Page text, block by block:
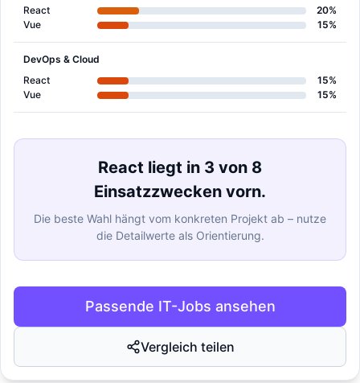
React
20%
Vue
15%
DevOps & Cloud
React
15%
Vue
15%
React liegt in 3 von 8
Einsatzzwecken vorn.
Die beste Wahl hängt vom konkreten Projekt ab – nutze
die Detailwerte als Orientierung.
Passende IT-Jobs ansehen
Vergleich teilen